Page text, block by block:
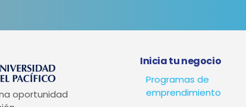
oportunidad
Inicia tu negocio
Programas de
emprendimiento